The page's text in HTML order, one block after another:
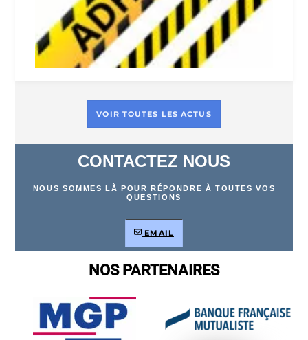
VOIR TOUTES LES ACTUS
CONTACTEZ NOUS
NOUS SOMMES LÀ POUR RÉPONDRE À TOUTES VOS
QUESTIONS
EMAIL
NOS PARTENAIRES